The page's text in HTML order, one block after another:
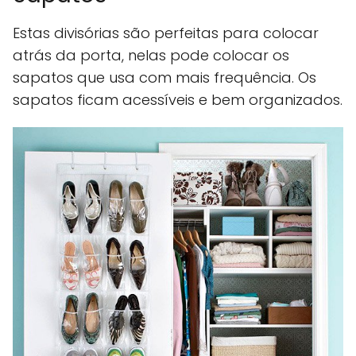
Estas divisórias são perfeitas para colocar
atrás da porta, nelas pode colocar os
sapatos que usa com mais frequência. Os
sapatos ficam acessíveis e bem organizados.